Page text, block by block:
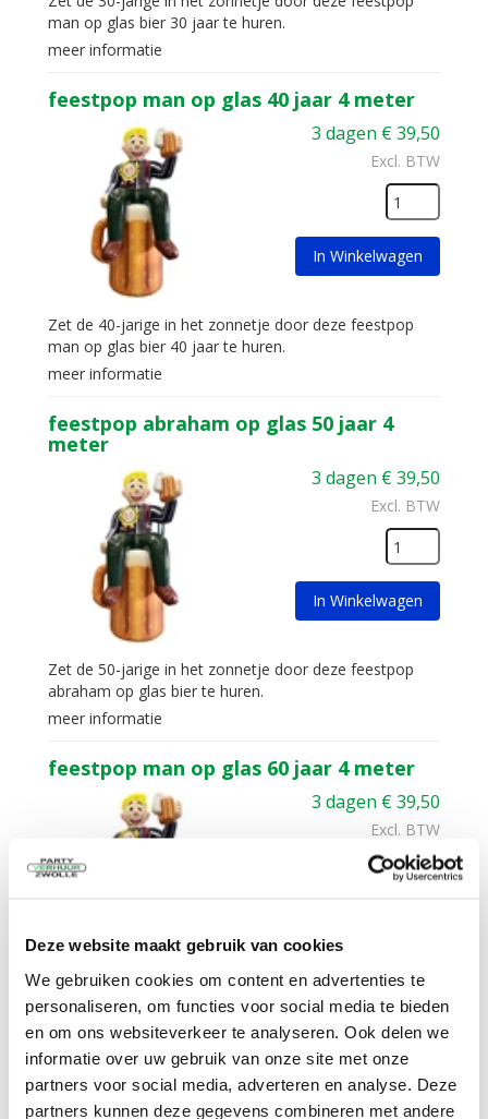
Deze website maakt gebruik van cookies
We gebruiken cookies om content en advertenties te
personaliseren, om functies voor social media te bieden
en om ons websiteverkeer te analyseren. Ook delen we
informatie over uw gebruik van onze site met onze
partners voor social media, adverteren en analyse. Deze
partners kunnen deze gegevens combineren met andere
man op glas bier 30 jaar te huren.
meer informatie
feestpop man op glas 40 jaar 4 meter
3 dagen €39,50
Excl. BTW
In Winkelwagen
Zet de 40-jarige in het zonnetje door deze feestpop
man op glas bier 40 jaar te huren.
meer informatie
feestpop abraham op glas 50 jaar 4
meter
3 dagen €39,50
Excl. BTW
In Winkelwagen
Zet de 50-jarige in het zonnetje door deze feestpop
abraham op glas bier te huren.
meer informatie
feestpop man op glas 60 jaar 4 meter
3 dagen €39,50
Excl. BTW
Zet de 60-jarige in het zonnetje door deze feestpop
man op glas bier 60 jaar te huren.
meer informatie
feestpop man op glas 65 jaar 4 meter